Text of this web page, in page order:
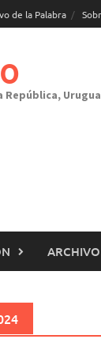
de la Palabra
República,